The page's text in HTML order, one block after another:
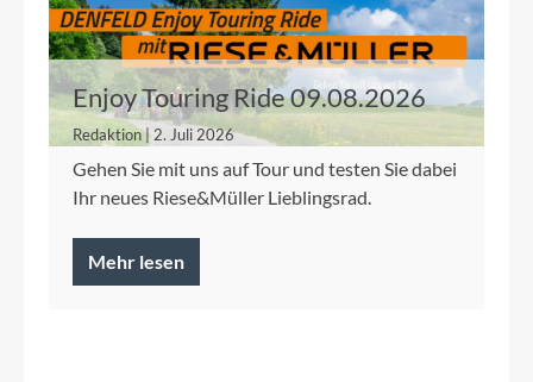
Enjoy Touring Ride 09.08.2026
Redaktion | 2. Juli 2026
Gehen Sie mit uns auf Tour und testen Sie dabei
Ihr neues Riese&Müller Lieblingsrad.
Mehr lesen